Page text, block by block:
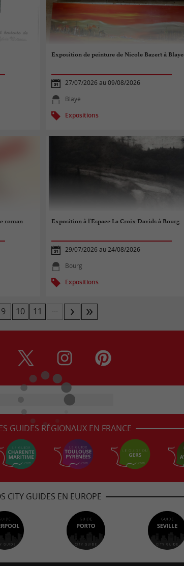
Exposition de peinture de Nicole Bazert à Blaye
27/07/2026 au 09/08/2026
Blaye
Expositions
roman
Exposition à l'Espace La Croix-Davids à Bourg
29/07/2026 au 24/08/2026
Bourg
Expositions
9 10 11
GUIDES RÉGIONAUX EN FRANCE
CITY GUIDES EN EUROPE